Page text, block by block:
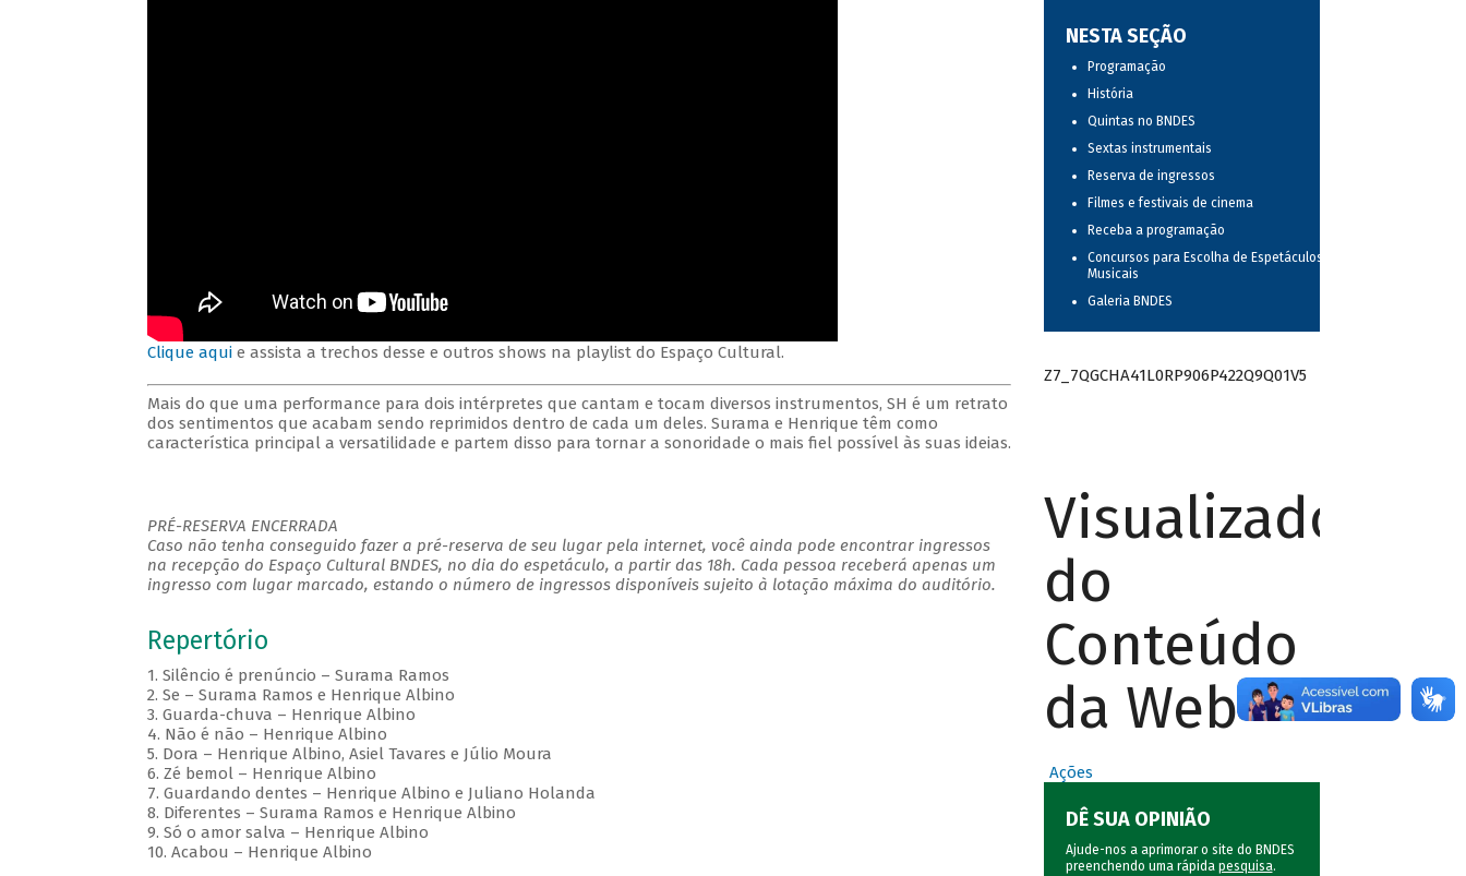
Clique aquie assista a trechos desse e outros shows na playlist do Espaço Cultural.
Mais do que uma performance para dois intérpretes que cantam e tocam diversos instrumentos, SH é um retrato
dos sentimentos que acabam sendo reprimidos dentro de cada um deles. Surama e Henrique têm como
característica principal a versatilidade e partem disso para tornar a sonoridade o mais fiel possível às suas ideias.
PRÉ-RESERVA ENCERRADA
Caso não tenha conseguido fazer a pré-reserva de seu lugar pela internet, você ainda pode encontrar ingressos
na recepção do Espaço Cultural BNDES, no dia do espetáculo, a partir das 18h. Cada pessoa receberá apenas um
ingresso com lugar marcado, estando o número de ingressos disponíveis sujeito à lotação máxima do auditório.
Repertório
1. Silêncio é prenúncio – Surama Ramos
2. Se – Surama Ramos e Henrique Albino
3. Guarda-chuva – Henrique Albino
4. Não é não – Henrique Albino
5. Dora – Henrique Albino, Asiel Tavares e Júlio Moura
6. Zé bemol – Henrique Albino
7. Guardando dentes – Henrique Albino e Juliano Holanda
8. Diferentes – Surama Ramos e Henrique Albino
9. Só o amor salva – Henrique Albino
10. Acabou – Henrique Albino
NESTA SEÇÃO
Programação
História
Quintas no BNDES
Sextas instrumentais
Reserva de ingressos
Filmes e festivais de cinema
Receba a programação
Concursos para Escolha de Espetáculos
Musicais
Galeria BNDES
Z7_7QGCHA41L0RP906P422Q9Q01V5
Visualizador
do
Conteúdo
da Web
Ações
DÊ SUA OPINIÃO
Ajude-nos a aprimorar o site do BNDES
preenchendo uma rápida pesquisa.